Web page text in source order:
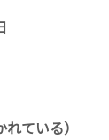
ている）